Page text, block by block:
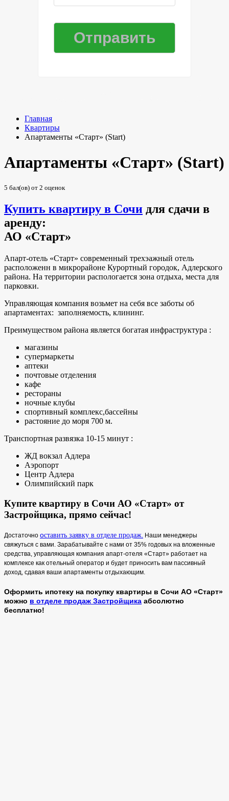
Главная
Квартиры
Апартаменты «Старт» (Start)
Апартаменты «Старт» (Start)
5 бал(ов) от 2 оценок
Купить квартиру в Сочи для сдачи в
аренду:
АО «Старт»
Апарт-отель «Старт» современный трехэажный отель
расположенн в микрорайоне Курортный городок, Адлерского
района. На территории распологается зона отдыха, места для
парковки.
Управляющая компания возьмет на себя все заботы об
апартаментах: заполняемость, клининг.
Преимуществом района является богатая инфраструктура :
магазины
супермаркеты
аптеки
почтовые отделения
кафе
рестораны
ночные клубы
спортивный комплекс,бассейны
растояние до моря 700 м.
Транспортная развязка 10-15 минут :
ЖД вокзал Адлера
Аэропорт
Центр Адлера
Олимпийский парк
Купите квартиру в Сочи АО «Старт» от
Застройщика, прямо сейчас!
Достаточно оставить заявку в отделе продаж Наши менеджеры
свяжуться с вами. Зарабатывайте с нами от 35% годовых на вложенные
средства, управляющая компания апарт-отеля «Старт» работает на
комплексе как отельный оператор и будет приносить вам пассивный
доход, сдавая ваши апартаменты отдыхающим.
Оформить ипотеку на покупку квартиры в Сочи АО «Старт»
можно в отделе продаж Застройщика абсолютно
бесплатно!